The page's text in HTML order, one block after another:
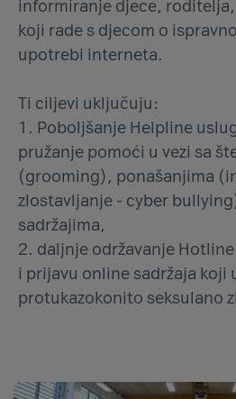
informiranje djece,
koji rade s djecom o
upotrebi interneta.
Ti ciljevi uključuju:
1. Poboljšanje Helpline
pružanje pomoći u vezi sa
(grooming), ponašanjima
zlostavljanje - cyber
sadržajima,
2. daljnje održavanje
i prijavu online sadržaja koji
protukazokonito seksulano